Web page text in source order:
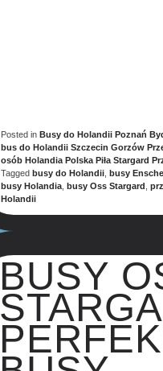
Posted in Busy do Holandii Poznań
bus do Holandii Szczecin Gorzów
osób Holandia Polska Piła Stargard
Tagged busy do Holandii, busy
busy Holandia, busy Oss Stargard
Holandii
BUSY